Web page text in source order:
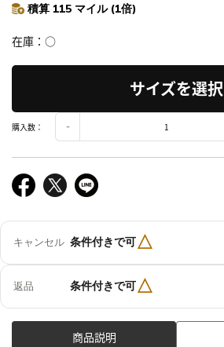
積算 115 マイル (1倍)
在庫 ○
サイズを選択
購入数：
キャンセル 条件付きで可△
返品 条件付きで可△
商品説明